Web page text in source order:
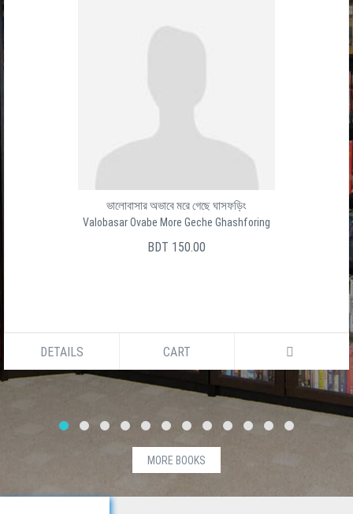
ভালোবাসার অভাবে মরে গেছে ঘাসফড়িং
Valobasar Ovabe More Geche Ghashforing
BDT 150.00
DETAILS CART
MORE BOOKS